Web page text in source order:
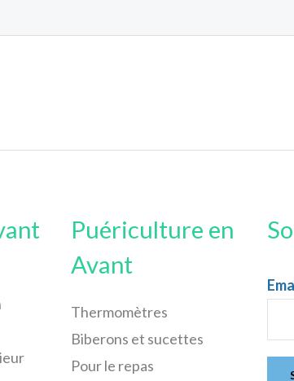
Puériculture en
Avant
Thermomètres
Biberons et sucettes
Pour le repas